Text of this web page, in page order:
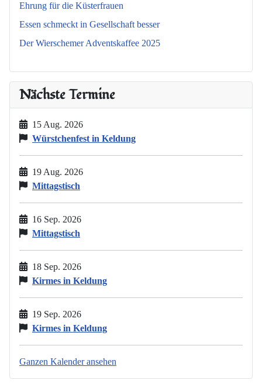
Ehrung für die Küsterfrauen
Essen schmeckt in Gesellschaft besser
Der Wierschemer Adventskaffee 2025
Nächste Termine
15 Aug. 2026
Würstchenfest in Keldung
19 Aug. 2026
Mittagstisch
16 Sep. 2026
Mittagstisch
18 Sep. 2026
Kirmes in Keldung
19 Sep. 2026
Kirmes in Keldung
Ganzen Kalender ansehen